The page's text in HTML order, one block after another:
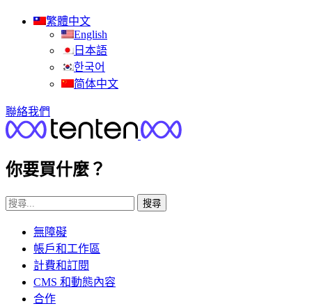
繁體中文
English
日本語
한국어
简体中文
聯絡我們
你要買什麼？
搜尋
無障礙
帳戶和工作區
計費和訂閱
CMS 和動態內容
合作